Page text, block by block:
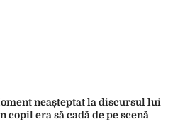
neașteptat la discursul lui
copil era să cadă de pe scenă